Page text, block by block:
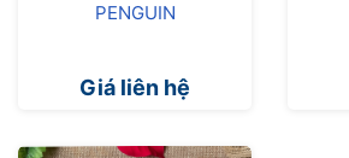
PENGUIN
Giá liên hệ